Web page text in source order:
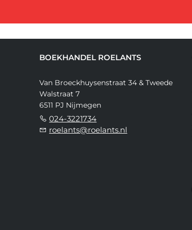
BOEKHANDEL ROELANTS
Van Broeckhuysenstraat 34 & Tweede
Walstraat 7
6511 PJ Nijmegen
024-3221734
roelants@roelants.nl